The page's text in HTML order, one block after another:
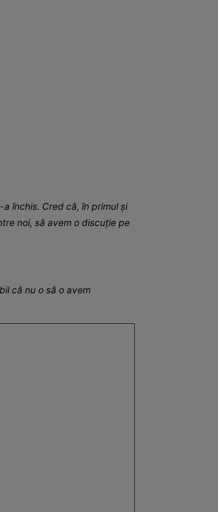
închis. Cred că, în primul și
noi, să avem o discuție pe
că nu o să o avem